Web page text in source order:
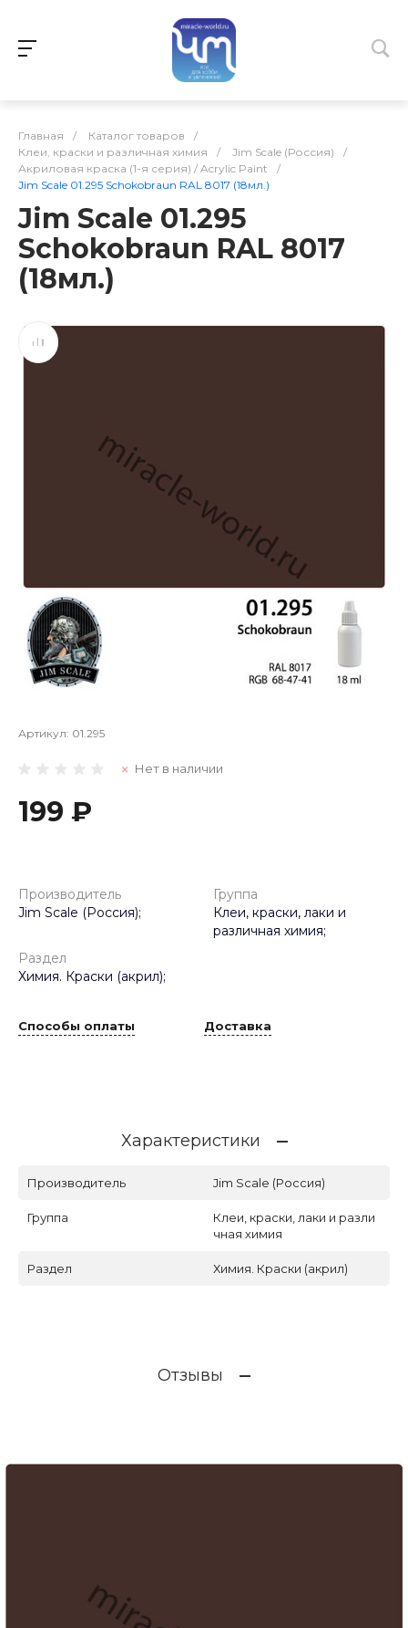
Главная / Каталог товаров
/
Клеи, краски и различная химия
/ Jim Scale (Россия)
/
Акриловая краска (1-я серия) / Acrylic Paint
/
Jim Scale 01.295 Schokobraun RAL 8017 (18мл.)
Jim Scale 01.295
Schokobraun RAL 8017
(18мл.)
Артикул: 01.295
Нет в наличии
199 ₽
Производитель
Jim Scale (Россия);
Группа
Клеи, краски, лаки и
различная химия;
Раздел
Химия. Краски (акрил);
Способы оплаты Доставка
Характеристики
Производитель Jim Scale (Россия)
Группа
Клеи, краски, лаки и разли
чная химия
Раздел Химия. Краски (акрил)
Отзывы